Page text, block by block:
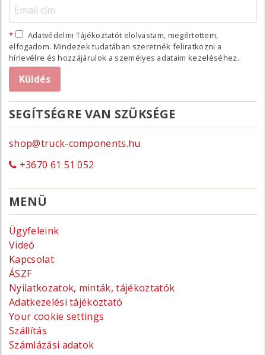
Adatvédelmi Tájékoztatót elolvastam, megértettem,
elfogadom. Mindezek tudatában szeretnék feliratkozni a
hírlevélre és hozzájárulok a személyes adataim kezeléséhez.
SEGÍTSÉGRE VAN SZÜKSÉGE
shop@truck-components.hu
+3670 61 51 052
MENÜ
Ügyfeleink
Videó
Kapcsolat
ÁSZF
Nyilatkozatok, minták, tájékoztatók
Adatkezelési tájékoztató
Your cookie settings
Szállítás
Számlázási adatok